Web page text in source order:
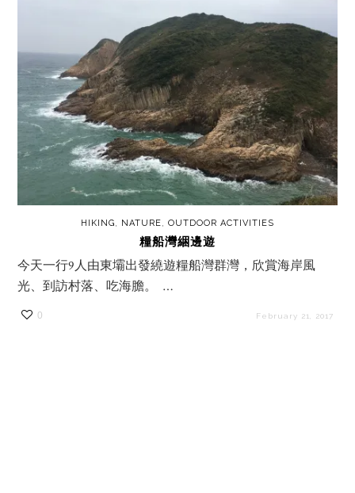
HIKING, NATURE, OUTDOOR ACTIVITIES
糧船灣綑邊遊
今天一行9人由東壩出發繞遊糧船灣群灣，欣賞海岸風
光、到訪村落、吃海膽。 …
0 February 21, 2017